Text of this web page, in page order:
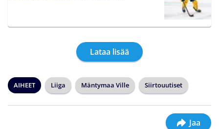
Lataa lisää
AIHEET Liiga Mäntymaa Ville Siirtouutiset
Jaa